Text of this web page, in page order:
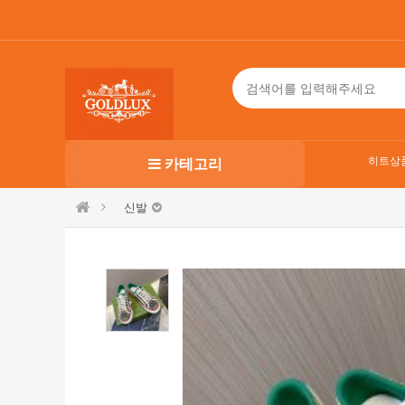
카테고리 히트상
신발